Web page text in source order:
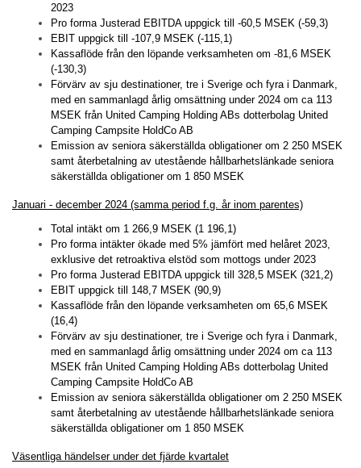
2023
Pro forma Justerad EBITDA uppgick till -60,5 MSEK (-59,3)
EBIT uppgick till -107,9 MSEK (-115,1)
Kassaflöde från den löpande verksamheten om -81,6 MSEK
(-130,3)
Förvärv av sju destinationer, tre i Sverige och fyra i Danmark,
med en sammanlagd årlig omsättning under 2024 om ca 113
MSEK från United Camping Holding ABs dotterbolag United
Camping Campsite HoldCo AB
Emission av seniora säkerställda obligationer om 2 250 MSEK
samt återbetalning av utestående hållbarhetslänkade seniora
säkerställda obligationer om 1 850 MSEK
Januari - december 2024 (samma period f.g. år inom parentes)
Total intäkt om 1 266,9 MSEK (1 196,1)
Pro forma intäkter ökade med 5% jämfört med helåret 2023,
exklusive det retroaktiva elstöd som mottogs under 2023
Pro forma Justerad EBITDA uppgick till 328,5 MSEK (321,2)
EBIT uppgick till 148,7 MSEK (90,9)
Kassaflöde från den löpande verksamheten om 65,6 MSEK
(16,4)
Förvärv av sju destinationer, tre i Sverige och fyra i Danmark,
med en sammanlagd årlig omsättning under 2024 om ca 113
MSEK från United Camping Holding ABs dotterbolag United
Camping Campsite HoldCo AB
Emission av seniora säkerställda obligationer om 2 250 MSEK
samt återbetalning av utestående hållbarhetslänkade seniora
säkerställda obligationer om 1 850 MSEK
Väsentliga händelser under det fjärde kvartalet